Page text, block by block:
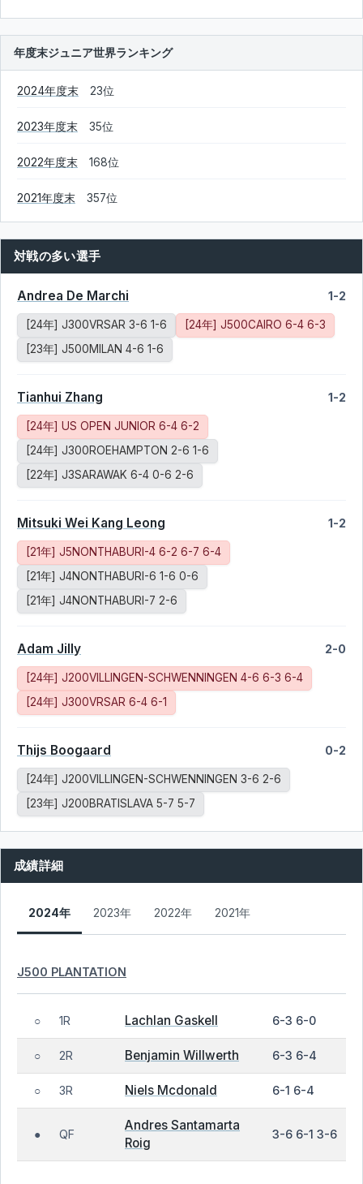
年度末ジュニア世界ランキング
2024年度末 23位
2023年度末 35位
2022年度末 168位
2021年度末 357位
対戦の多い選手
Andrea De Marchi 1-2
[24年] J300VRSAR 3-6 1-6
[24年] J500CAIRO 6-4 6-3
[23年] J500MILAN 4-6 1-6
Tianhui Zhang 1-2
[24年] US OPEN JUNIOR 6-4 6-2
[24年] J300ROEHAMPTON 2-6 1-6
[22年] J3SARAWAK 6-4 0-6 2-6
Mitsuki Wei Kang Leong 1-2
[21年] J5NONTHABURI-4 6-2 6-7 6-4
[21年] J4NONTHABURI-6 1-6 0-6
[21年] J4NONTHABURI-7 2-6
Adam Jilly 2-0
[24年] J200VILLINGEN-SCHWENNINGEN 4-6 6-3 6-4
[24年] J300VRSAR 6-4 6-1
Thijs Boogaard 0-2
[24年] J200VILLINGEN-SCHWENNINGEN 3-6 2-6
[23年] J200BRATISLAVA 5-7 5-7
成績詳細
2024年 2023年 2022年 2021年
J500 PLANTATION
○ 1R Lachlan Gaskell 6-3 6-0
○ 2R Benjamin Willwerth 6-3 6-4
○ 3R Niels Mcdonald 6-1 6-4
● QF
Andres Santamarta
Roig
3-6 6-1 3-6